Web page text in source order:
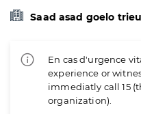
Saad asad goelo
En cas d'urgence
experience or
immediatly call 15
organization).